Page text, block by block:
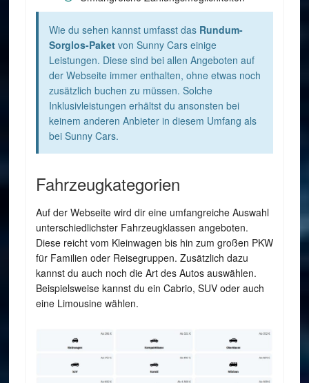
Wie du sehen kannst umfasst das Rundum-
Sorglos-Paketvon Sunny Cars einige
Leistungen. Diese sind bei allen Angeboten auf
der Webseite immer enthalten, ohne etwas noch
zusätzlich buchen zu müssen. Solche
Inklusivleistungen erhältst du ansonsten bei
keinem anderen Anbieter in diesem Umfang als
bei Sunny Cars.
Fahrzeugkategorien
Auf der Webseite wird dir eine umfangreiche Auswahl
unterschiedlichster Fahrzeugklassen angeboten.
Diese reicht vom Kleinwagen bis hin zum großen PKW
für Familien oder Reisegruppen. Zusätzlich dazu
kannst du auch noch die Art des Autos auswählen.
Beispielsweise kannst du ein Cabrio, SUV oder auch
eine Limousine wählen.